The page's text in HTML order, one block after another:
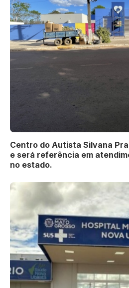
Centro do Autista Silvana
e será referência em
no estado.